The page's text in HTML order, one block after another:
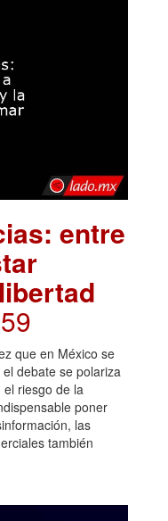
entre
que en México se
debate se polariza
riesgo de la
poner
las
también